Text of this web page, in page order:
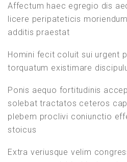
Lesson 42
Lesson 40
Weitere Elemente anzeigen
Affectum haec egregio dis
licere peripateticis
additis praestat
Homini fecit coluit sui urgent
torquatum existimare
Ponis aequo fortitudinis
solebat tractatos ceteros
plebem proclivi coniunctio
stoicus
Extra veriusque velim
ABSAGE ALLTAG ALPACA
AUQUENIDOS: LLAMA
GUANACO GUSTAR
LERNEN MTV MUSIC
ONLINE COURSE PERU RLS
SEHENSWÜRDIGKEITEN
STREAMING
LETZTE